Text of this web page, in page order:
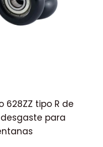
tipo R de
para